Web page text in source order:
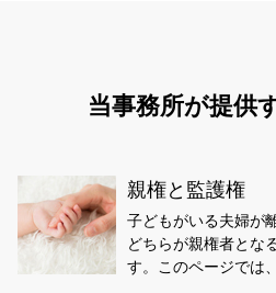
当事務所が提供
親権と監護権
子どもがいる夫婦が
どちらが親権者とな
す。このページでは